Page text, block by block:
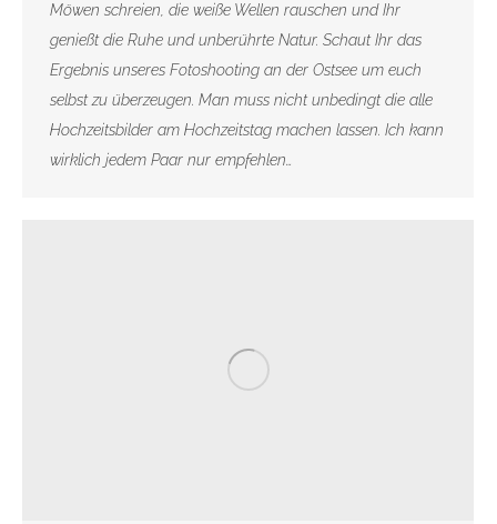
Möwen schreien, die weiße Wellen rauschen und Ihr
genießt die Ruhe und unberührte Natur. Schaut Ihr das
Ergebnis unseres Fotoshooting an der Ostsee um euch
selbst zu überzeugen. Man muss nicht unbedingt die alle
Hochzeitsbilder am Hochzeitstag machen lassen. Ich kann
wirklich jedem Paar nur empfehlen…